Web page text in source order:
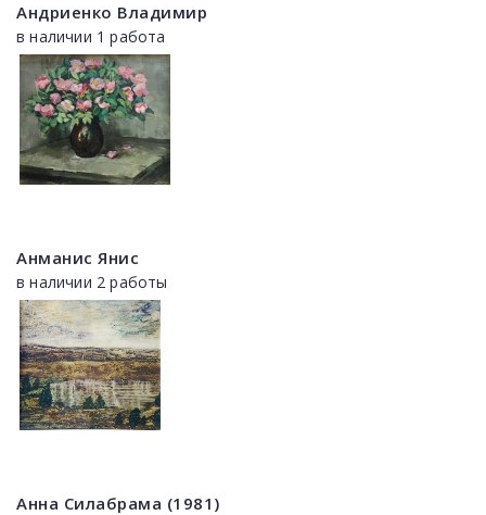
Андриенко Владимир
в наличии 1 работа
Анманис Янис
в наличии 2 работы
Анна Силабрама (1981)